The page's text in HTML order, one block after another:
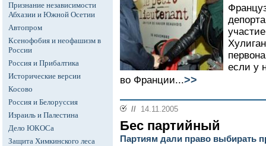
Признание независимости
Абхазии и Южной Осетии
Автопром
Ксенофобия и неофашизм в
России
Россия и Прибалтика
Исторические версии
Косово
Россия и Белоруссия
Израиль и Палестина
Дело ЮКОСа
Защита Химкинского леса
если у
во Франции...>>
// 14.11.2005
Бес партийный
Партиям дали право выбирать